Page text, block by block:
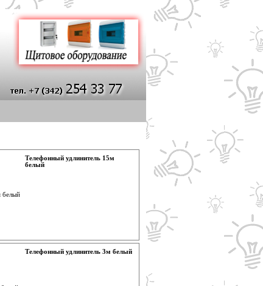
Телефонный удлинитель 15м
белый
Телефонный удлинитель 3м белый